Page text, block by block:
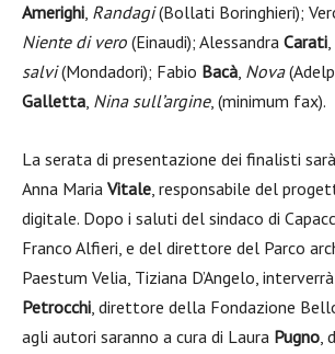
Amerighi, Randagi(Bollati Boringhieri);
Niente di vero (Einaudi); Alessandra Carati,
salvi(Mondadori); Fabio Bacà, Nova
Galletta, Nina sull’argine, (minimum fax).
La serata di presentazione dei finalisti
Anna Maria Vitale, responsabile del
digitale. Dopo i saluti del sindaco di
Franco Alfieri, e del direttore del Parco
Paestum Velia, Tiziana D’Angelo,
Petrocchi, direttore della Fondazione
agli autori saranno a cura di Laura Pugno,